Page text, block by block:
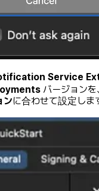
Service
バージョンを
ンに合わせて設定しま